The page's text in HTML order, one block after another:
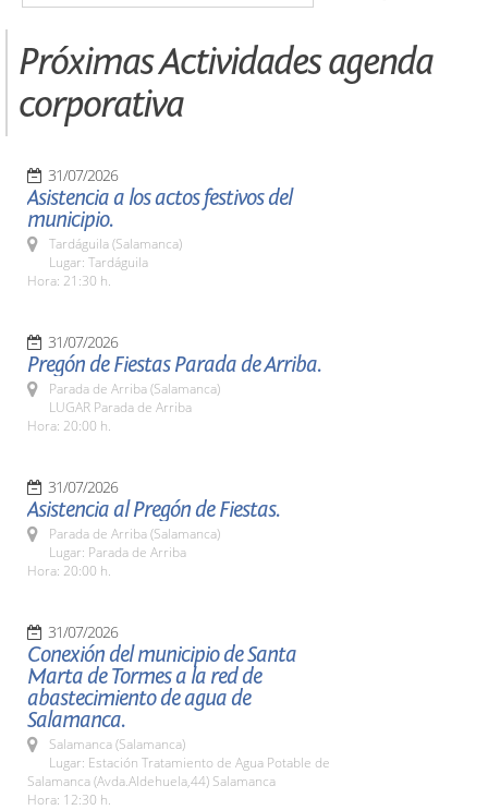
Próximas Actividades agenda
corporativa
31/07/2026
Asistencia a los actos festivos del
municipio.
Tardáguila (Salamanca)
Lugar: Tardáguila
Hora: 21:30 h.
31/07/2026
Pregón de Fiestas Parada de Arriba.
Parada de Arriba (Salamanca)
LUGAR Parada de Arriba
Hora: 20:00 h.
31/07/2026
Asistencia al Pregón de Fiestas.
Parada de Arriba (Salamanca)
Lugar: Parada de Arriba
Hora: 20:00 h.
31/07/2026
Conexión del municipio de Santa
Marta de Tormes a la red de
abastecimiento de agua de
Salamanca.
Salamanca (Salamanca)
Lugar: Estación Tratamiento de Agua Potable de
Salamanca (Avda.Aldehuela,44) Salamanca
Hora: 12:30 h.